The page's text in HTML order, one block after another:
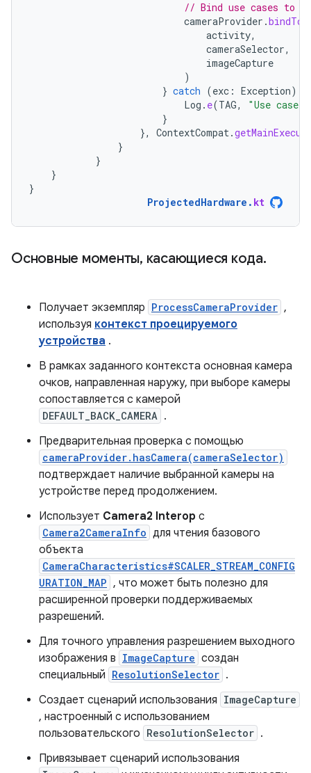
// Bind use cases to
cameraProvider .
activity,
cameraSelector,
imageCapture
)
} catch (exc : Exception)
Log . e(TAG,
"Use case
}
},
ContextCompat.
}
}
}
}
ProjectedHardware . kt
Основные моменты, касающиеся кода.
Получает экземпляр ProcessCameraProvider ,
используя контекст проецируемого
устройства .
В рамках заданного контекста основная камера
очков, направленная наружу, при выборе камеры
сопоставляется с камерой
DEFAULT_BACK_CAMERA .
Предварительная проверка с помощью
cameraProvider.hasCamera(cameraSelector)
подтверждает наличие выбранной камеры на
устройстве перед продолжением.
Использует Camera2 Interop с
Camera2CameraInfo для чтения базового
объекта
CameraCharacteristics#SCALER_STREAM_CONFIG
URATION_MAP , что может быть полезно для
расширенной проверки поддерживаемых
разрешений.
Для точного управления разрешением выходного
изображения в ImageCapture создан
специальный ResolutionSelector .
Создает сценарий использования ImageCapture
, настроенный с использованием
пользовательского ResolutionSelector .
Привязывает сценарий использования